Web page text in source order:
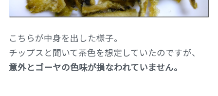
こちらが中身を出した様子。
チップスと聞いて茶色を想定していたのですが、
意外とゴーヤの色味が損なわれていません。